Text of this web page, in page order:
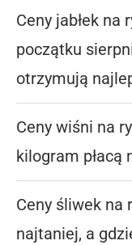
Ceny jabłek na
początku
otrzymują
Ceny wiśni na
kilogram płacą
Ceny śliwek na
najtaniej, a